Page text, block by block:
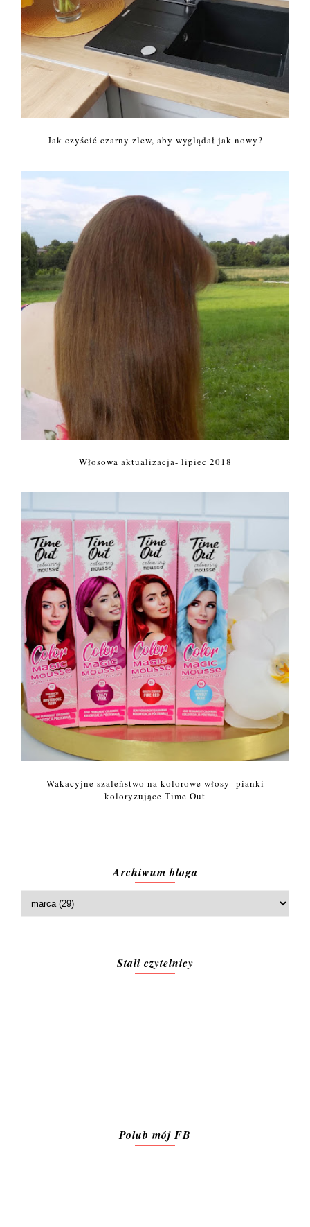
Jak czyścić czarny zlew, aby wyglądał jak nowy?
Włosowa aktualizacja- lipiec 2018
Wakacyjne szaleństwo na kolorowe włosy- pianki
koloryzujące Time Out
Archiwum bloga
Stali czytelnicy
Polub mój FB